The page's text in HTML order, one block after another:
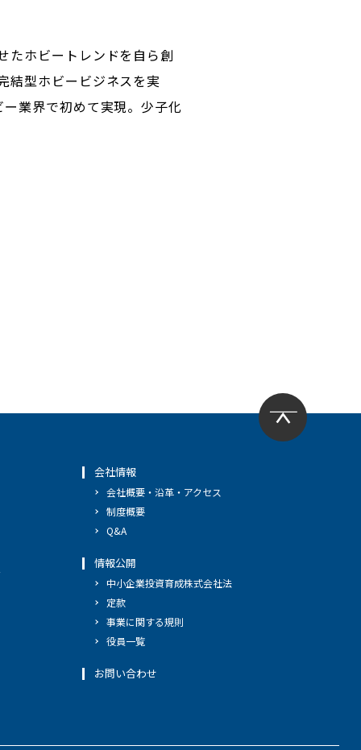
たホビートレンドを自ら創
結型ホビービジネスを実
業界で初めて実現。少子化
会社情報
会社概要・沿革・アクセス
制度概要
Q&A
情報公開
中小企業投資育成株式会社法
定款
事業に関する規則
役員一覧
お問い合わせ